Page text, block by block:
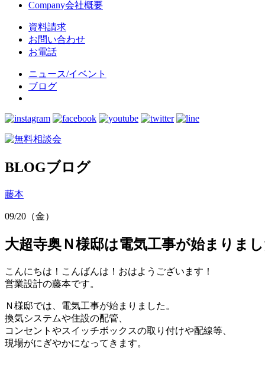
Company会社概要
資料請求
お問い合わせ
お電話
ニュース/イベント
ブログ
BLOGブログ
藤本
09/20（金）
大超寺奥Ｎ様邸は電気工事が始まりま
こんにちは！こんばんは！おはようございます！
営業設計の藤本です。
Ｎ様邸では、電気工事が始まりました。
換気システムや住設の配管、
コンセントやスイッチボックスの取り付けや配線等、
現場がにぎやかになってきます。